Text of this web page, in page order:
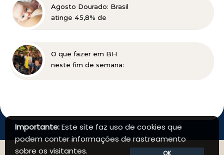
Horizonte
Agosto Dourado: Brasil
atinge 45,8% de
metas globais para 2030
O que fazer em BH
neste fim de semana:
Importante:Este site faz uso de cookies que
podem conter informações de rastreamento
sobre os visitantes.
OK